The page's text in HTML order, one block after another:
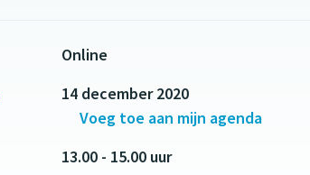
Online
14 december 2020
Voeg toe aan mijn agenda
13.00 - 15.00 uur